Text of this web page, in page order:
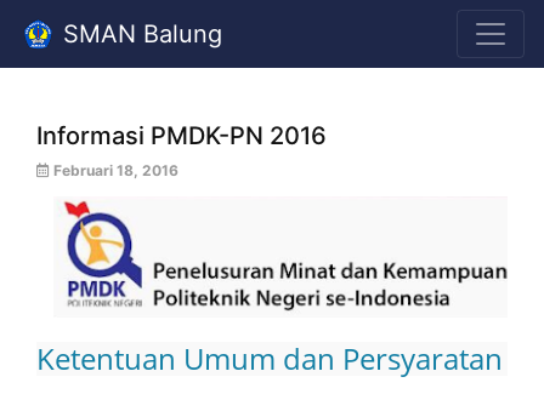
SMAN Balung
Informasi PMDK-PN 2016
Februari 18, 2016
Ketentuan Umum dan Persyaratan